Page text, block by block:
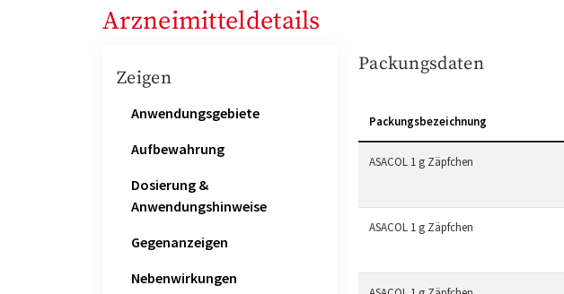
Arzneimitteldetails
Zeigen
Anwendungsgebiete
Aufbewahrung
Dosierung &
Anwendungshinweise
Gegenanzeigen
Nebenwirkungen
Packungsdaten
Packungsbezeichnung
ASACOL 1 g Zäpfchen
ASACOL 1 g Zäpfchen